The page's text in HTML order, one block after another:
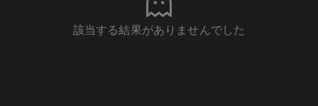
該当する結果がありませんでした